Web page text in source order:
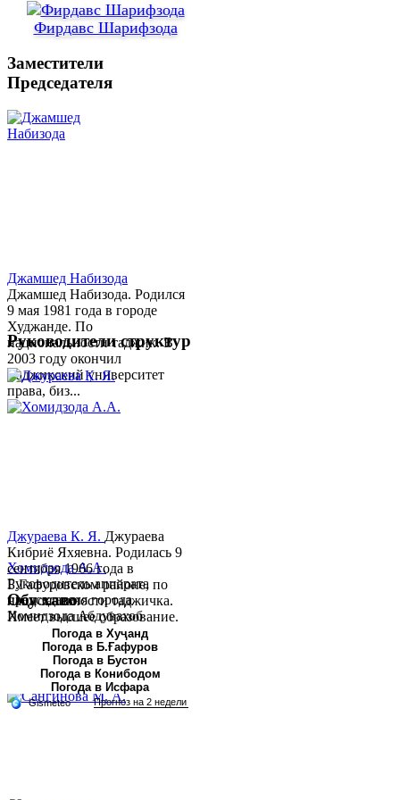
Фирдавс Шарифзода
Заместители
Председателя
Джамшед Набизода
Джамшед Набизода. Родился
9 мая 1981 года в городе
Худжанде. По
национальности таджик. В
2003 году окончил
Таджикский университет
права, биз...
Хомидзода А.А.
Руководитель аппарата
председателя города
Хомидзода Абдувахоб
Абдумаджид родился 8
июня 1978 года в городе
Худжанде. По
национальности...
Руководители структур
Джураева К. Я. Джураева
Кибриё Яхяевна. Родилась 9
сентября 1966 года в
Б.Гафуровском районе, по
национальности таджичка.
Имеет высшее образование.
В 1997 ...
Обу хаво
Погода в Хуҷанд
Погода в Б.Ғафуров
Погода в Бустон
Погода в Конибодом
Погода в Исфара